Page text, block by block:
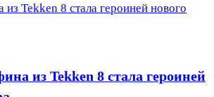
из Tekken 8 стала героиней нового
из Tekken 8 стала героиней